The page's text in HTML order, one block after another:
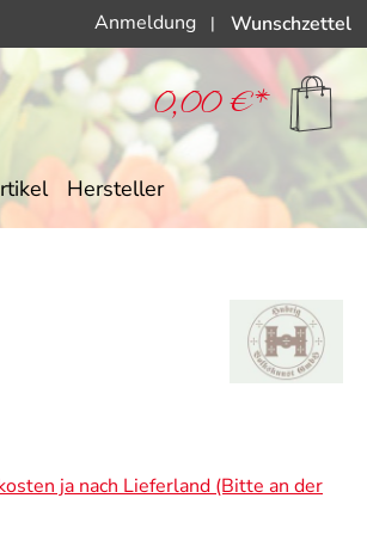
Anmeldung | Wunschzettel
0,00 €*
Hersteller
ja nach Lieferland (Bitte an der